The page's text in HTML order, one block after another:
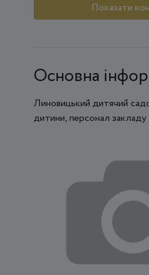
Показати
Основна
Линовицький дитячий
дитини, персонал закладу